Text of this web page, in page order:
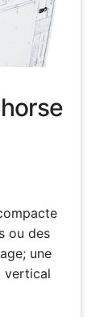
ou des
une
vertical